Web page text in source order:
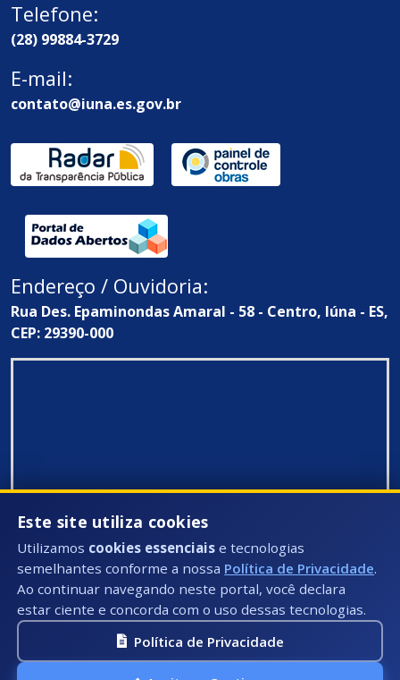
Telefone:
(28) 99884-3729
E-mail:
contato@iuna.es.gov.br
Endereço / Ouvidoria:
Rua Des. Epaminondas Amaral - 58 - Centro, Iúna - ES,
CEP: 29390-000
Todos Direitos Reservados ©: 2026
Este site utiliza cookies
Utilizamos cookies essenciais e tecnologias
semelhantes conforme a nossa Política de Privacidade.
Ao continuar navegando neste portal, você declara
estar ciente e concorda com o uso dessas tecnologias.
Política de Privacidade